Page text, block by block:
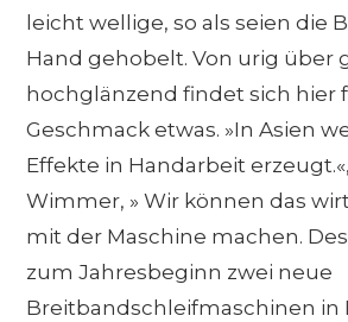
leicht wellige, so als seien die
Hand gehobelt. Von urig über
hochglänzend findet sich hier
Geschmack etwas. »In Asien
Effekte in Handarbeit
Wimmer, » Wir können das
mit der Maschine machen.
zum Jahresbeginn zwei neue
Breitbandschleifmaschinen in